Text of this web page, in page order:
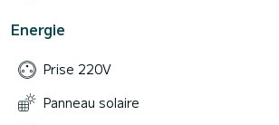
Energie
Prise 220V
Panneau solaire